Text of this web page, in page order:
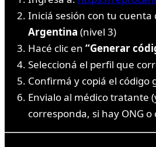
Iniciá sesión con tu cuenta
Argentina (nivel 3)
Hacé clic en “Generar
Seleccioná el perfil que
Confirmá y copiá el código
Envialo al médico tratante
corresponda, si hay ONG